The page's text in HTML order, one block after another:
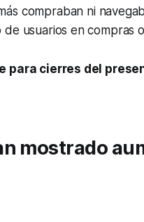
compraban ni
usuarios en compras
para cierres del
mostrado